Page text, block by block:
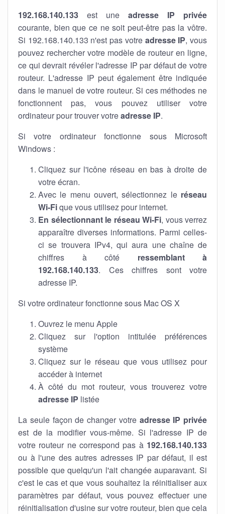
192.168.140.133 est une adresse IP privée
courante, bien que ce ne soit peut-être pas la vôtre.
Si 192.168.140.133 n'est pas votre adresse IP, vous
pouvez rechercher votre modèle de routeur en ligne,
ce qui devrait révéler l'adresse IP par défaut de votre
routeur. L'adresse IP peut également être indiquée
dans le manuel de votre routeur. Si ces méthodes ne
fonctionnent pas, vous pouvez utiliser votre
ordinateur pour trouver votreadresse IP.
Si votre ordinateur fonctionne sous Microsoft
Windows :
Cliquez sur l'icône réseau en bas à droite de
votre écran.
Avec le menu ouvert, sélectionnez le réseau
Wi-Fique vous utilisez pour internet.
En sélectionnant le réseau Wi-Fi, vous verrez
apparaître diverses informations. Parmi celles-
ci se trouvera IPv4, qui aura une chaîne de
chiffres à côté ressemblant à
192.168.140.133. Ces chiffres sont votre
adresse IP.
Si votre ordinateur fonctionne sous Mac OS X
Ouvrez le menu Apple
Cliquez sur l'option intitulée préférences
système
Cliquez sur le réseau que vous utilisez pour
accéder à internet
À côté du mot routeur, vous trouverez votre
adresse IP listée
La seule façon de changer votre adresse IP privée
est de la modifier vous-même. Si l'adresse IP de
votre routeur ne correspond pas à 192.168.140.133
ou à l'une des autres adresses IP par défaut, il est
possible que quelqu'un l'ait changée auparavant. Si
c'est le cas et que vous souhaitez la réinitialiser aux
paramètres par défaut, vous pouvez effectuer une
réinitialisation d'usine sur votre routeur, bien que cela